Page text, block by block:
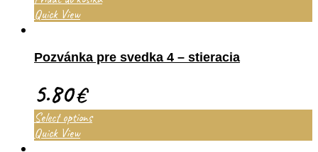
Quick View
Pozvánka pre svedka 4 – stieracia
5.80€
Select options
Quick View